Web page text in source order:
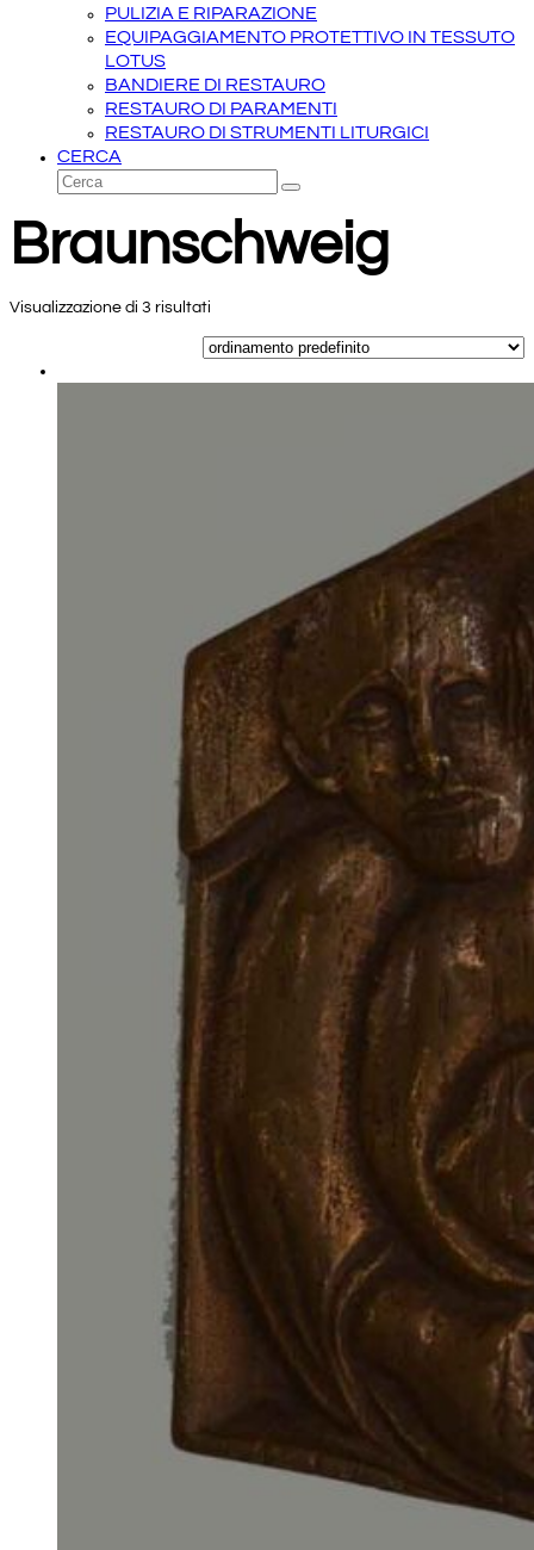
PULIZIA E RIPARAZIONE
EQUIPAGGIAMENTO PROTETTIVO IN TESSUTO
LOTUS
BANDIERE DI RESTAURO
RESTAURO DI PARAMENTI
RESTAURO DI STRUMENTI LITURGICI
CERCA
Cerca
Invia
Braunschweig
Visualizzazione di 3 risultati